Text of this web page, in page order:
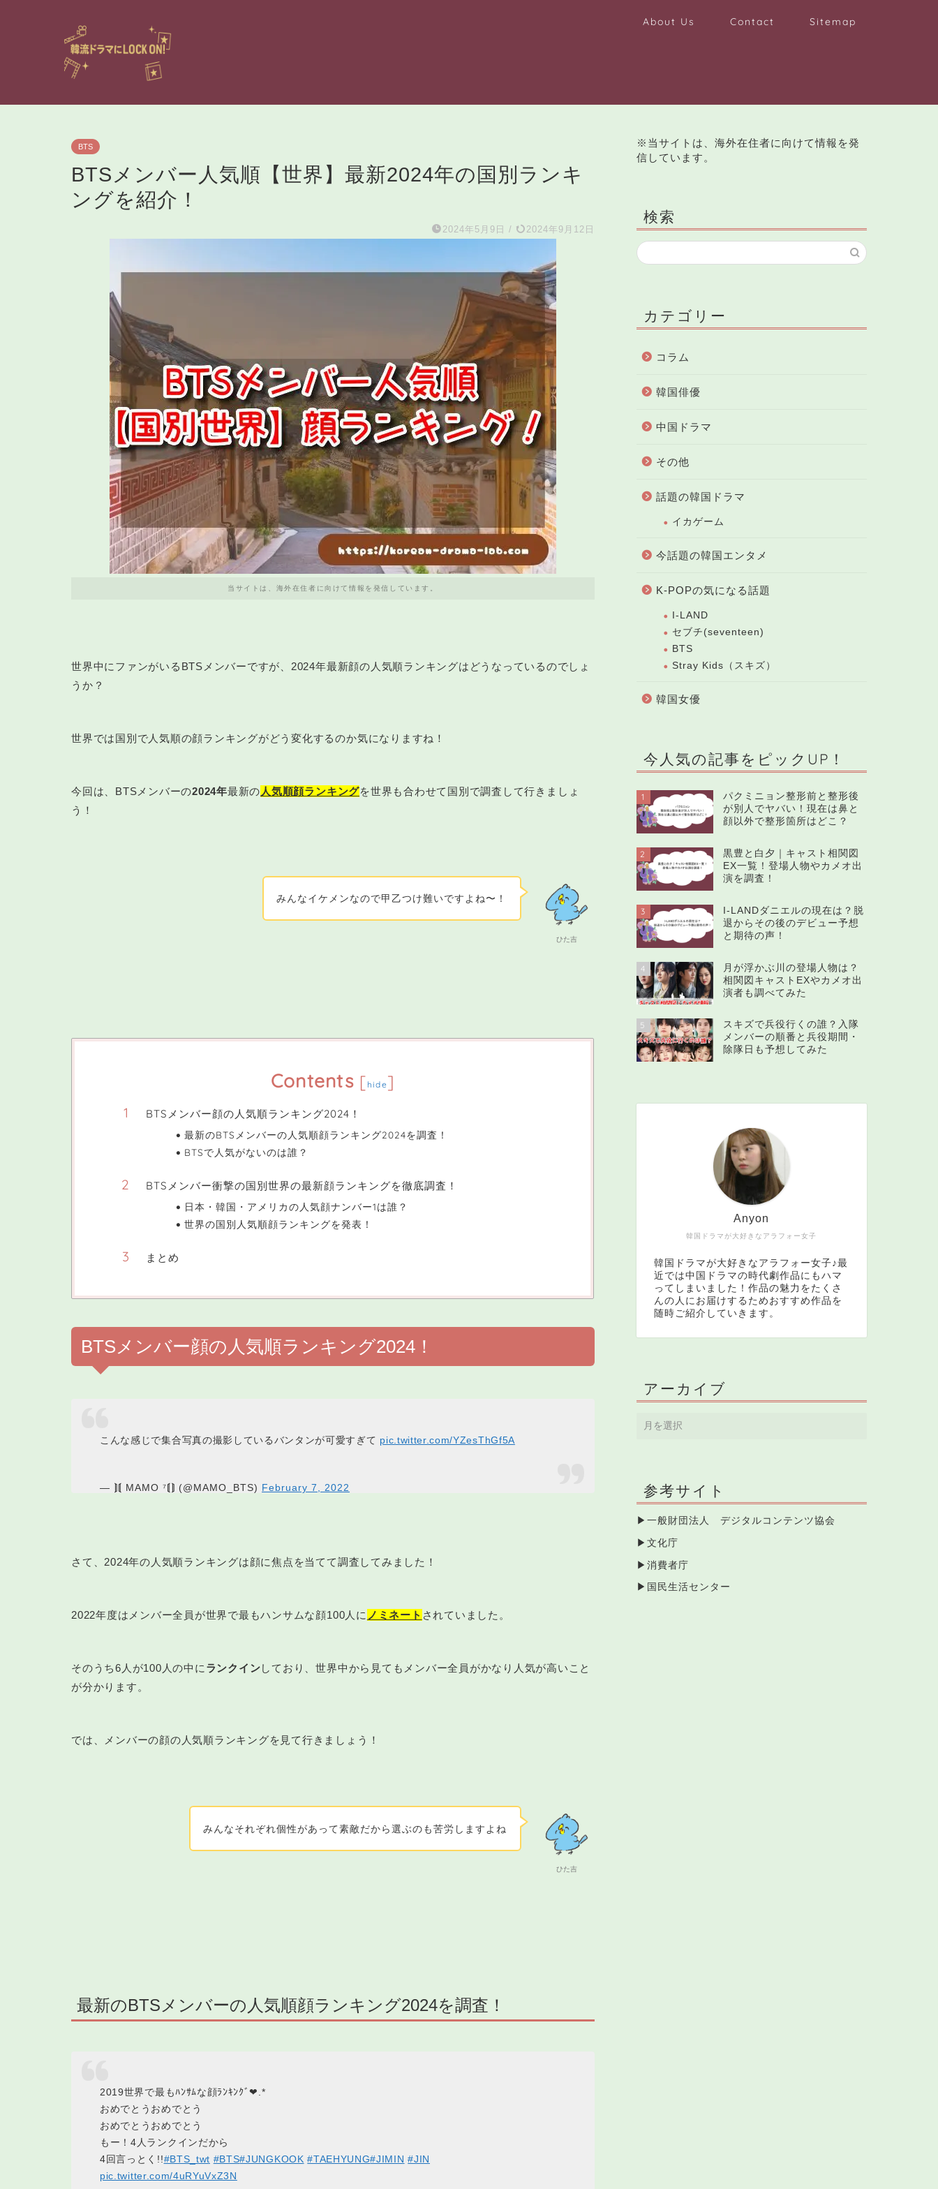
About Us Contact Sitemap
BTS
BTSメンバー人気順【世界】最新2024年の国別ランキ
ングを紹介！
2024年5月9日 / 2024年9月12日
当サイトは、海外在住者に向けて情報を発信しています。
世界中にファンがいるBTSメンバーですが、2024年最新顔の人気順ランキングはどうなっているのでしょ
うか？
世界では国別で人気順の顔ランキングがどう変化するのか気になりますね！
今回は、BTSメンバーの2024年最新の 人気順顔ランキングを世界も合わせて国別で調査して行きましょ
う！
ひた吉
みんなイケメンなので甲乙つけ難いですよね〜！
Contents [ hide]
BTSメンバー顔の人気順ランキング2024！
最新のBTSメンバーの人気順顔ランキング2024を調査！
BTSで人気がないのは誰？
BTSメンバー衝撃の国別世界の最新顔ランキングを徹底調査！
日本・韓国・アメリカの人気顔ナンバー1は誰？
世界の国別人気順顔ランキングを発表！
まとめ
BTSメンバー顔の人気順ランキング2024！
こんな感じで集合写真の撮影しているバンタンが可愛すぎて pic.twitter.com/YZesThGf5A
— ⟭⟬ MAMO ⁷⟬⟭ (@MAMO_BTS) February 7, 2022
さて、2024年の人気順ランキングは顔に焦点を当てて調査してみました！
2022年度はメンバー全員が世界で最もハンサムな顔100人に ノミネート されていました。
そのうち6人が100人の中にランクインしており、世界中から見てもメンバー全員がかなり人気が高いこと
が分かります。
では、メンバーの顔の人気順ランキングを見て行きましょう！
ひた吉
みんなそれぞれ個性があって素敵だから選ぶのも苦労しますよね
最新のBTSメンバーの人気順顔ランキング2024を調査！
2019世界で最もﾊﾝｻﾑな顔ﾗﾝｷﾝｸﾞ❤︎.*
おめでとうおめでとう
おめでとうおめでとう
もー！4人ランクインだから
4回言っとく!!#BTS_twt #BTS#JUNGKOOK #TAEHYUNG#JIMIN #JIN
pic.twitter.com/4uRYuVxZ3N
※当サイトは、海外在住者に向けて情報を発
信しています。
検索
カテゴリー
コラム
韓国俳優
中国ドラマ
その他
話題の韓国ドラマ
イカゲーム
今話題の韓国エンタメ
K-POPの気になる話題
I-LAND
セブチ(seventeen)
BTS
Stray Kids（スキズ）
韓国女優
今人気の記事をピックUP！
1
パクミニョン整形前と整形後
が別人でヤバい！現在は鼻と
顔以外で整形箇所はどこ？
2
黒豊と白夕｜キャスト相関図
EX一覧！登場人物やカメオ出
演を調査！
3
I-LANDダニエルの現在は？脱
退からその後のデビュー予想
と期待の声！
4
月が浮かぶ川の登場人物は？
相関図キャストEXやカメオ出
演者も調べてみた
5
スキズで兵役行くの誰？入隊
メンバーの順番と兵役期間・
除隊日も予想してみた
韓国ドラマが大好きなアラフォー女子
Anyon
韓国ドラマが大好きなアラフォー女子♪最
近では中国ドラマの時代劇作品にもハマ
ってしまいました！作品の魅力をたくさ
んの人にお届けするためおすすめ作品を
随時ご紹介していきます。
アーカイブ
参考サイト
▶ 一般財団法人 デジタルコンテンツ協会
▶ 文化庁
▶ 消費者庁
▶ 国民生活センター